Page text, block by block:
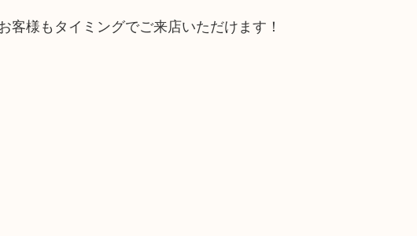
客様もタイミングでご来店いただけます！